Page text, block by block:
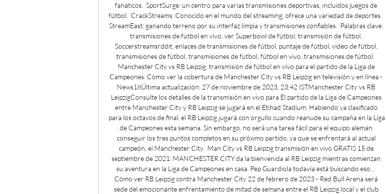
fanáticos.  SportSurge: un centro para varias transmisiones deportivas, incluidos juegos de
fútbol.  CrackStreams: Conocido en el mundo del streaming, ofrece una variedad de deportes.
StreamEast: ganando terreno por su interfaz limpia y transmisiones confiables.  Palabras clave:
transmisiones de fútbol en vivo, ver Superbowl de fútbol, transmisión de fútbol,
Soccerstreamsrddit, enlaces de transmisiones de fútbol, puntaje de fútbol, video de fútbol,
transmisiones de fútbol, transmisiones de fútbol, fútbol en vivo, transmisiones de fútbol.
Manchester City vs RB Leipzig, transmisión de fútbol en vivo para el partido de la Liga de
Campeones: Cómo ver la cobertura de Manchester City vs RB Leipzig en televisión y en línea -
News18Última actualización: 27 de noviembre de 2023, 23:42 ISTManchester City vs RB
LeipzigConsulte los detalles de la transmisión en vivo para El partido de la Liga de Campeones
entre Manchester City y RB Leipzig se jugará en el Etihad Stadium. Habiendo ya clasificado
para los octavos de final, el RB Leipzig jugará con orgullo cuando reanude su campaña en la Liga
de Campeones esta semana. Sin embargo, no será una tarea fácil para el equipo alemán
conseguir los tres puntos completos en su próximo partido, ya que se enfrentará al actual
campeón, el Manchester City.  Man City vs RB Leipzig transmisión en vivo GRATIS 15 de
septiembre de 2021: MANCHESTER CITY da la bienvenida al RB Leipzig mientras comienzan
su aventura en la Liga de Campeones en casa. Pep Guardiola todavía está buscando eso...
Cómo ver RB Leipzig contra Manchester City 22 de febrero de 2023 - Red Bull Arena será
sede del emocionante enfrentamiento de mitad de semana entre el RB Leipzig local y el club